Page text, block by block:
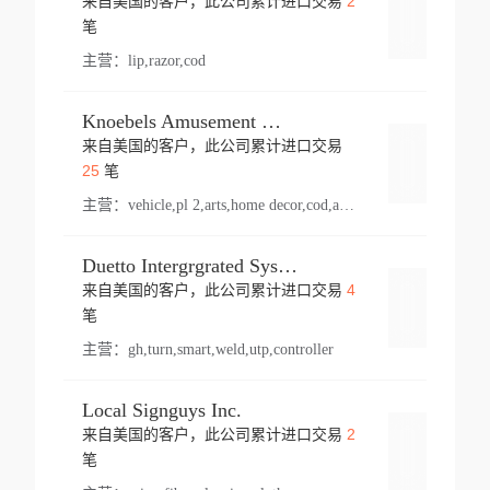
笔
主营： lip,razor,cod
Knoebels Amusement Resort
来自美国的客户，此公司累计进口交易
25笔
主营： vehicle,pl 2,arts,home decor,cod,amusement ride,sea
Duetto Intergrgrated Systems Inc.
来自美国的客户，此公司累计进口交易 4
笔
主营： gh,turn,smart,weld,utp,controller
Local Signguys Inc.
来自美国的客户，此公司累计进口交易 2
笔